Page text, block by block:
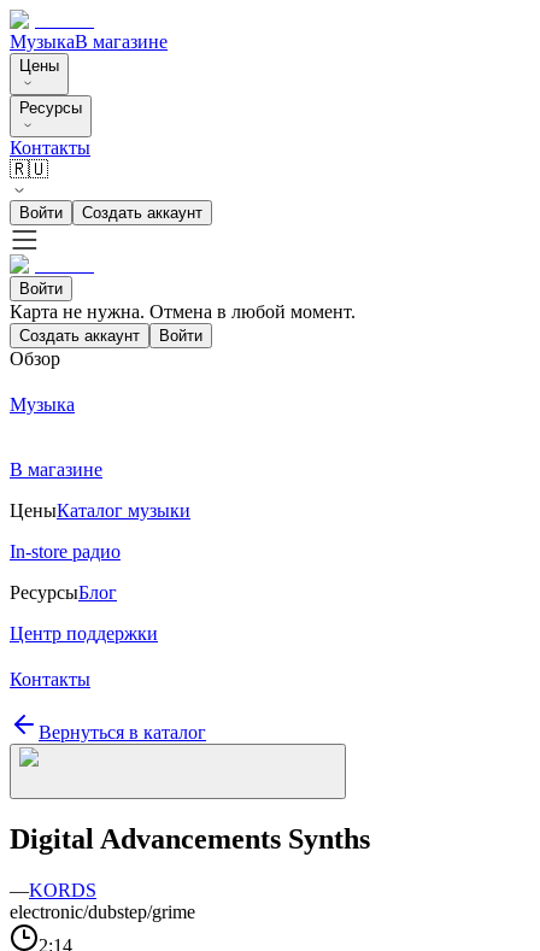
МузыкаВ магазине
Цены
Ресурсы
Контакты
🇷🇺
Войти Создать аккаунт
Войти
Карта не нужна. Отмена в любой момент.
Создать аккаунт Войти
Обзор
Музыка
В магазине
ЦеныКаталог музыки
In-store радио
РесурсыБлог
Центр поддержки
Контакты
Вернуться в каталог
Digital Advancements Synths
—KORDS
electronic/dubstep/grime
2:14